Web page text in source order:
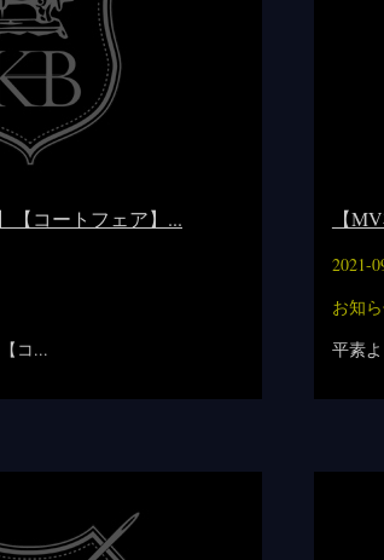
【コートフェア】...
コ...
【
2021-
お知
平素